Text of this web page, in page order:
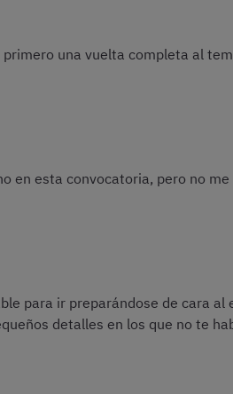
una vuelta completa al
en esta convocatoria, pero no
para ir preparándose de cara
detalles en los que no te